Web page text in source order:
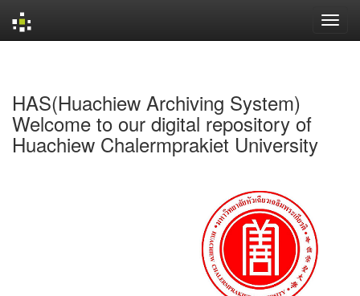
HAS(Huachiew Archiving System)
Welcome to our digital repository of
Huachiew Chalermprakiet University